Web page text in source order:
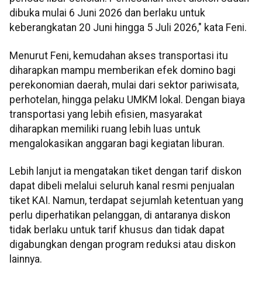
dibuka mulai 6 Juni 2026 dan berlaku untuk
keberangkatan 20 Juni hingga 5 Juli 2026," kata Feni.
Menurut Feni, kemudahan akses transportasi itu
diharapkan mampu memberikan efek domino bagi
perekonomian daerah, mulai dari sektor pariwisata,
perhotelan, hingga pelaku UMKM lokal. Dengan biaya
transportasi yang lebih efisien, masyarakat
diharapkan memiliki ruang lebih luas untuk
mengalokasikan anggaran bagi kegiatan liburan.
Lebih lanjut ia mengatakan tiket dengan tarif diskon
dapat dibeli melalui seluruh kanal resmi penjualan
tiket KAI. Namun, terdapat sejumlah ketentuan yang
perlu diperhatikan pelanggan, di antaranya diskon
tidak berlaku untuk tarif khusus dan tidak dapat
digabungkan dengan program reduksi atau diskon
lainnya.